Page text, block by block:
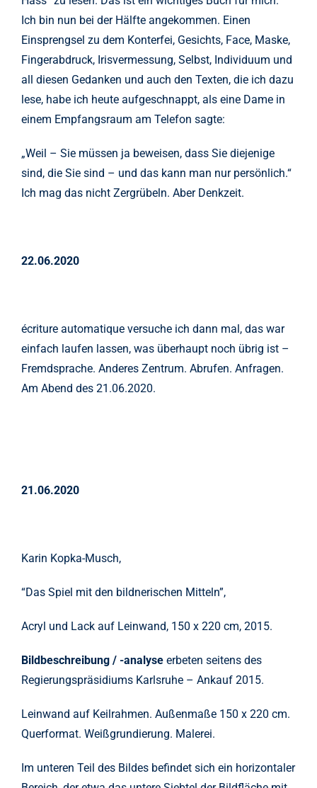
Ich bin nun bei der Hälfte angekommen. Einen
Einsprengsel zu dem Konterfei, Gesichts, Face, Maske,
Fingerabdruck, Irisvermessung, Selbst, Individuum und
all diesen Gedanken und auch den Texten, die ich dazu
lese, habe ich heute aufgeschnappt, als eine Dame in
einem Empfangsraum am Telefon sagte:
„Weil – Sie müssen ja beweisen, dass Sie diejenige
sind, die Sie sind – und das kann man nur persönlich.“
Ich mag das nicht Zergrübeln. Aber Denkzeit.
22.06.2020
écriture automatique versuche ich dann mal, das war
einfach laufen lassen, was überhaupt noch übrig ist –
Fremdsprache. Anderes Zentrum. Abrufen. Anfragen.
Am Abend des 21.06.2020.
21.06.2020
Karin Kopka-Musch,
“Das Spiel mit den bildnerischen Mitteln”,
Acryl und Lack auf Leinwand, 150 x 220 cm, 2015.
Bildbeschreibung / -analyse erbeten seitens des
Regierungspräsidiums Karlsruhe – Ankauf 2015.
Leinwand auf Keilrahmen. Außenmaße 150 x 220 cm.
Querformat. Weißgrundierung. Malerei.
Im unteren Teil des Bildes befindet sich ein horizontaler